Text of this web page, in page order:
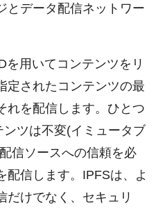
とデータ配信ネットワー
を用いてコンテンツをリ
定されたコンテンツの最
れを配信します。ひとつ
ツは不変(イミュータブ
信ソースへの信頼を必
配信します。IPFSは、よ
だけでなく、セキュリ